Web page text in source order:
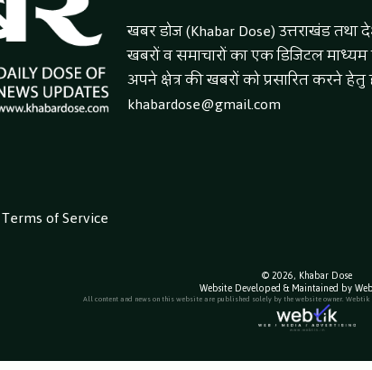
खबर डोज (Khabar Dose) उत्तराखंड तथा
खबरों व समाचारों का एक डिजिटल माध्यम
अपने क्षेत्र की खबरों को प्रसारित करने
khabardose@gmail.com
Terms of Service
© 2026, Khabar Dose
Website Developed & Maintained by
All content and news on this website are published solely by the website owner.